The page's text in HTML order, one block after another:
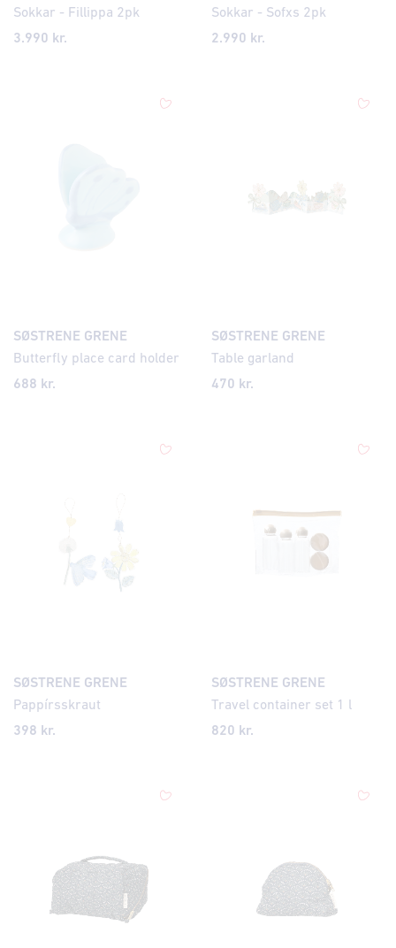
Sokkar - Fillippa 2pk
3.990 kr.
Sokkar - Sofxs 2pk
2.990 kr.
SØSTRENE GRENE
Butterfly place card holder
688 kr.
SØSTRENE GRENE
Table garland
470 kr.
SØSTRENE GRENE
Pappírsskraut
398 kr.
SØSTRENE GRENE
Travel container set 1 l
820 kr.